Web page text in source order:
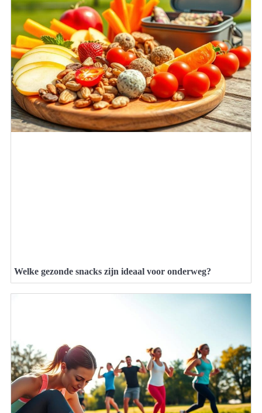
Welke gezonde snacks zijn ideaal voor onderweg?